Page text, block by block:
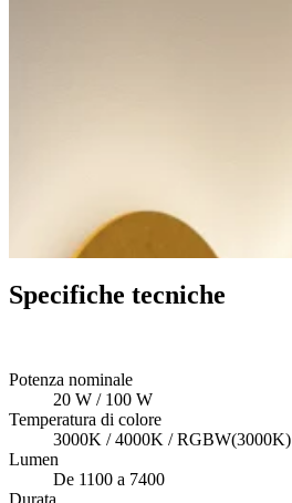
Specifiche tecniche
Potenza nominale
20 W / 100 W
Temperatura di colore
3000K / 4000K / RGBW(3000K)
Lumen
De 1100 a 7400
Durata